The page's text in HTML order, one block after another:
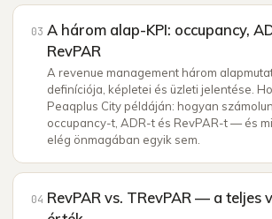
03 A három alap-KPI: occupancy,
RevPAR
A revenue management három
definíciója, képletei és üzleti jelentése.
Peaqplus City példáján: hogyan
occupancy-t, ADR-t és RevPAR-t — és
elég önmagában egyik sem.
04 RevPAR vs. TRevPAR — a teljes